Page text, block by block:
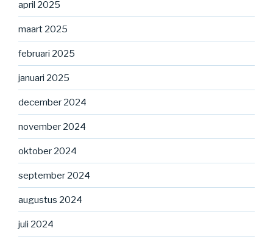
april 2025
maart 2025
februari 2025
januari 2025
december 2024
november 2024
oktober 2024
september 2024
augustus 2024
juli 2024